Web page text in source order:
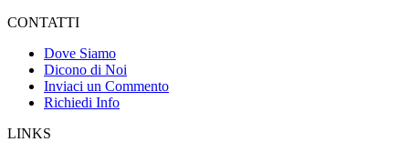
CONTATTI
Dove Siamo
Dicono di Noi
Inviaci un Commento
Richiedi Info
LINKS